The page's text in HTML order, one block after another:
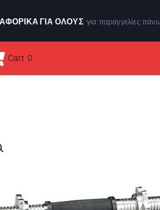
ΓΙΑ ΌΛΟΥΣ για παραγγελίες
Cart 0